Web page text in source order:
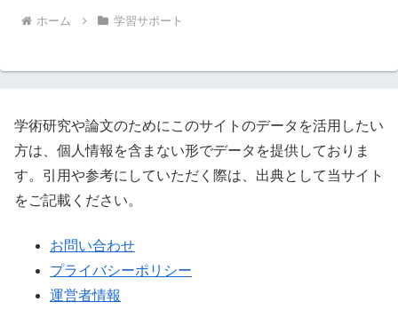
ホーム 学習サポート
学術研究や論文のためにこのサイトのデータを活用したい
方は、個人情報を含まない形でデータを提供しておりま
す。引用や参考にしていただく際は、出典として当サイト
をご記載ください。
お問い合わせ
プライバシーポリシー
運営者情報